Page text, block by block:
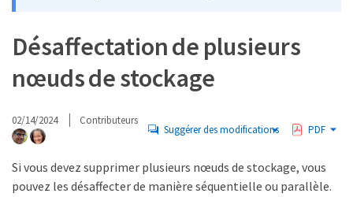
Désaffectation de plusieurs
nœuds de stockage
02/14/2024 Contributeurs
Suggérer des modifications PDF
Si vous devez supprimer plusieurs nœuds de stockage, vous
pouvez les désaffecter de manière séquentielle ou parallèle.